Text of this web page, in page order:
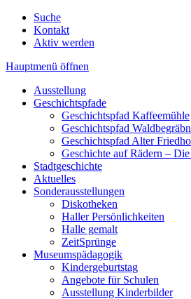
Suche
Kontakt
Aktiv werden
Hauptmenü öffnen
Ausstellung
Geschichtspfade
Geschichtspfad Kaffeemühle
Geschichtspfad
Geschichtspfad Alter
Geschichte auf Rädern –
Stadtgeschichte
Aktuelles
Sonderausstellungen
Diskotheken
Haller Persönlichkeiten
Halle gemalt
ZeitSprünge
Museumspädagogik
Kindergeburtstag
Angebote für Schulen
Ausstellung Kinderbilder